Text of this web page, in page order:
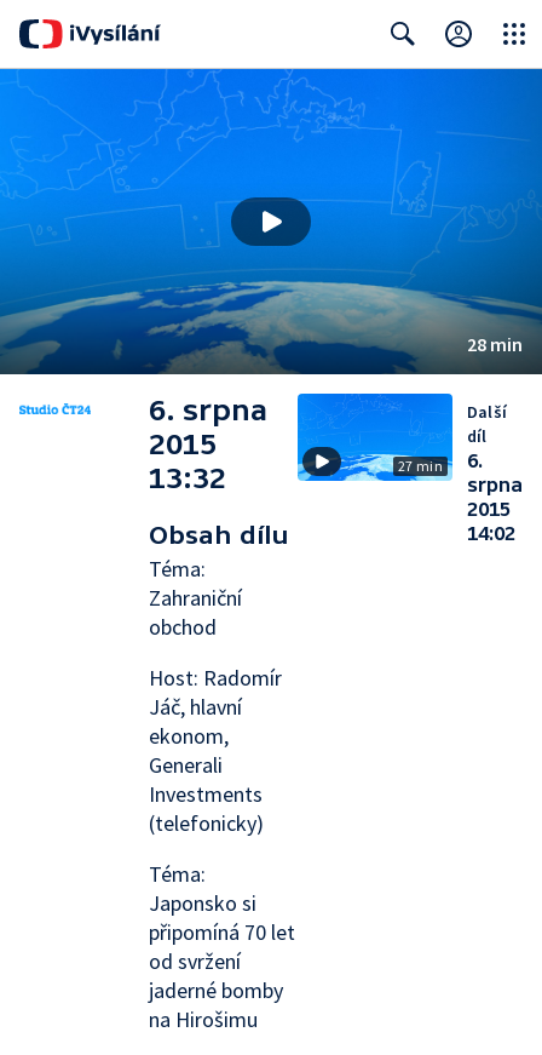
28 min
6. srpna
2015
13:32
Obsah dílu
Téma:
Zahraniční
obchod
Host: Radomír
Jáč, hlavní
ekonom,
Generali
Investments
(telefonicky)
Téma:
Japonsko si
připomíná 70 let
od svržení
jaderné bomby
na Hirošimu
27 min
Další
díl
6.
srpna
2015
14:02